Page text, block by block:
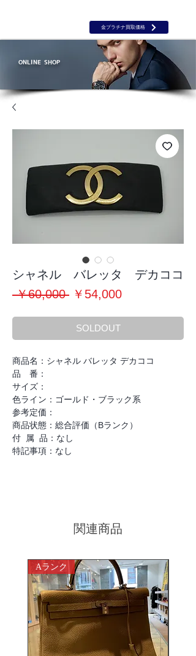
金プラチナ買取価格
ONLINE SHOP
シャネル バレッタ デカココ
￥60,000 通
価
格
￥54,000セ
価
格
SOLDOUT
商品名：シャネル バレッタ デカココ
品 番：
サイズ：
色ライン：ゴールド・ブラック系
参考定価：
商品状態：総合評価（Bランク）
付 属 品：なし
特記事項：なし
関連商品
Aランク